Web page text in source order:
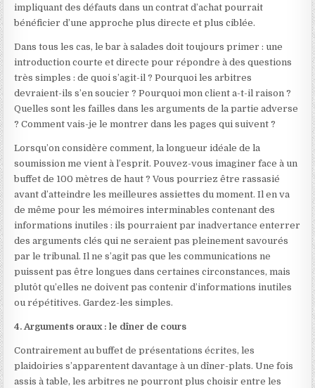
impliquant des défauts dans un contrat d’achat pourrait
bénéficier d’une approche plus directe et plus ciblée.
Dans tous les cas, le bar à salades doit toujours primer : une
introduction courte et directe pour répondre à des questions
très simples : de quoi s’agit-il ? Pourquoi les arbitres
devraient-ils s’en soucier ? Pourquoi mon client a-t-il raison ?
Quelles sont les failles dans les arguments de la partie adverse
? Comment vais-je le montrer dans les pages qui suivent ?
Lorsqu’on considère comment,la longueur idéale de la
soumission me vient à l’esprit. Pouvez-vous imaginer face à un
buffet de 100 mètres de haut ? Vous pourriez être rassasié
avant d’atteindre les meilleures assiettes du moment. Il en va
de même pour les mémoires interminables contenant des
informations inutiles : ils pourraient par inadvertance enterrer
des arguments clés qui ne seraient pas pleinement savourés
par le tribunal. Il ne s’agit pas que les communications ne
puissent pas être longues dans certaines circonstances, mais
plutôt qu’elles ne doivent pas contenir d’informations inutiles
ou répétitives. Gardez-les simples.
4. Arguments oraux : le dîner de cours
Contrairement au buffet de présentations écrites, les
plaidoiries s’apparentent davantage à un dîner-plats. Une fois
assis à table, les arbitres ne pourront plus choisir entre les